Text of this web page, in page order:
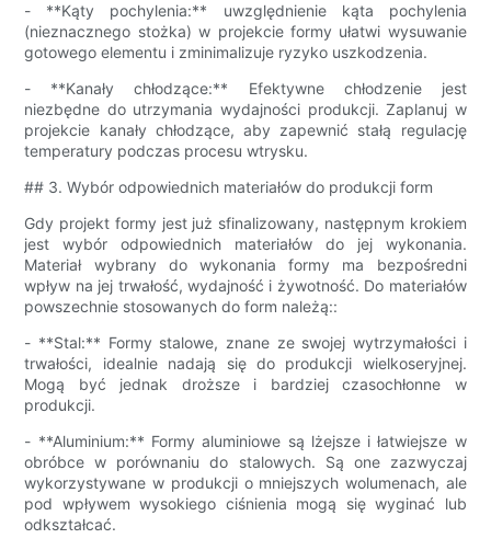
- **Kąty pochylenia:** uwzględnienie kąta pochylenia
(nieznacznego stożka) w projekcie formy ułatwi wysuwanie
gotowego elementu i zminimalizuje ryzyko uszkodzenia.
- **Kanały chłodzące:** Efektywne chłodzenie jest
niezbędne do utrzymania wydajności produkcji. Zaplanuj w
projekcie kanały chłodzące, aby zapewnić stałą regulację
temperatury podczas procesu wtrysku.
## 3. Wybór odpowiednich materiałów do produkcji form
Gdy projekt formy jest już sfinalizowany, następnym krokiem
jest wybór odpowiednich materiałów do jej wykonania.
Materiał wybrany do wykonania formy ma bezpośredni
wpływ na jej trwałość, wydajność i żywotność. Do materiałów
powszechnie stosowanych do form należą::
- **Stal:** Formy stalowe, znane ze swojej wytrzymałości i
trwałości, idealnie nadają się do produkcji wielkoseryjnej.
Mogą być jednak droższe i bardziej czasochłonne w
produkcji.
- **Aluminium:** Formy aluminiowe są lżejsze i łatwiejsze w
obróbce w porównaniu do stalowych. Są one zazwyczaj
wykorzystywane w produkcji o mniejszych wolumenach, ale
pod wpływem wysokiego ciśnienia mogą się wyginać lub
odkształcać.